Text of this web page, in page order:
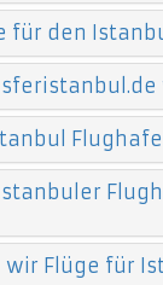
für den
wir Flüge für